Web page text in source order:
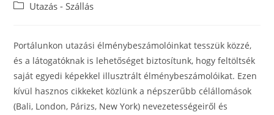
author:
PostUtazás - Szállás
Portálunkon utazási élménybeszámolóinkat tesszük közzé,
és a látogatóknak is lehetőséget biztosítunk, hogy feltöltsék
saját egyedi képekkel illusztrált élménybeszámolóikat. Ezen
kívül hasznos cikkeket közlünk a népszerűbb célállomások
(Bali, London, Párizs, New York) nevezetességeiről és